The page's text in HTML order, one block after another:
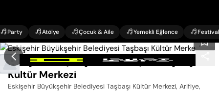
Party Atölye Çocuk & Aile Yemekli Eğlence Festival
Eskişehir Büyükşehir Belediyesi Taşbaşı
Kültür Merkezi
Eskişehir Büyükşehir Belediyesi Taşbaşı Kültür Merkezi, Arifiye,